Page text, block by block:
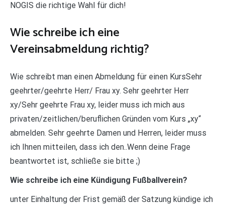
NOGIS die richtige Wahl für dich!
Wie schreibe ich eine
Vereinsabmeldung richtig?
Wie schreibt man einen Abmeldung für einen KursSehr
geehrter/geehrte Herr/ Frau xy. Sehr geehrter Herr
xy/Sehr geehrte Frau xy, leider muss ich mich aus
privaten/zeitlichen/beruflichen Gründen vom Kurs „xy“
abmelden. Sehr geehrte Damen und Herren, leider muss
ich Ihnen mitteilen, dass ich den..Wenn deine Frage
beantwortet ist, schließe sie bitte ;)
Wie schreibe ich eine Kündigung Fußballverein?
unter Einhaltung der Frist gemäß der Satzung kündige ich